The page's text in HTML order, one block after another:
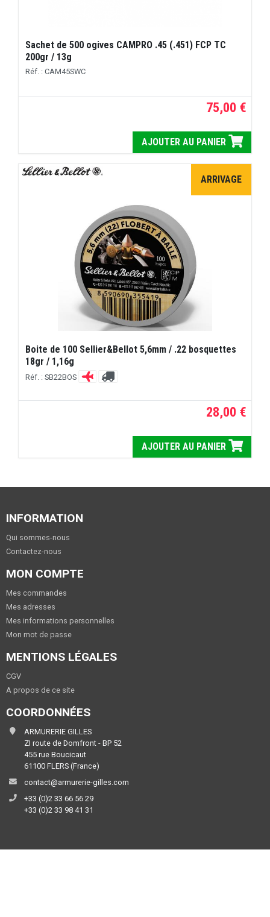
Sachet de 500 ogives CAMPRO .45 (.451) FCP TC
200gr / 13g
Réf. : CAM45SWC
75,00 €
AJOUTER AU PANIER
ARRIVAGE
Boite de 100 Sellier&Bellot 5,6mm / .22 bosquettes
18gr / 1,16g
Réf. : SB22BOS
28,00 €
AJOUTER AU PANIER
INFORMATION
Qui sommes-nous
Contactez-nous
MON COMPTE
Mes commandes
Mes adresses
Mes informations personnelles
Mon mot de passe
MENTIONS LÉGALES
CGV
A propos de ce site
COORDONNÉES
ARMURERIE GILLES
ZI route de Domfront - BP 52
455 rue Boucicaut
61100 FLERS (France)
contact@armurerie-gilles.com
+33 (0)2 33 66 56 29
+33 (0)2 33 98 41 31